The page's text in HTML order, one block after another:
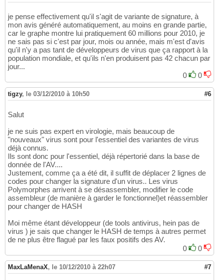
je pense effectivement qu'il s'agit de variante de signature, à
mon avis généré automatiquement, au moins en grande partie,
car le graphe montre lui pratiquement 60 millions pour 2010, je
ne sais pas si c'est par jour, mois ou année, mais m'est d'avis
qu'il n'y a pas tant de développeurs de virus que ça rapport à la
population mondiale, et qu'ils n'en produisent pas 42 chacun par
jour...
0
0
tigzy, le 03/12/2010 à 10h50 #6
Salut
je ne suis pas expert en virologie, mais beaucoup de
"nouveaux" virus sont pour l'essentiel des variantes de virus
déjà connus.
Ils sont donc pour l'essentiel, déjà répertorié dans la base de
donnée de l'AV....
Justement, comme ça a été dit, il suffit de déplacer 2 lignes de
codes pour changer la signature d'un virus.. Les virus
Polymorphes arrivent à se désassembler, modifier le code
assembleur (de manière à garder le fonctionnel)et réassembler
pour changer de HASH
Moi même étant développeur (de tools antivirus, hein pas de
virus ) je sais que changer le HASH de temps à autres permet
de ne plus être flagué par les faux positifs des AV.
0
0
MaxLaMenaX, le 10/12/2010 à 22h07 #7